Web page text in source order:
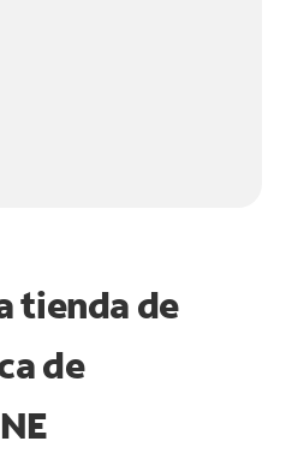
tienda de
de